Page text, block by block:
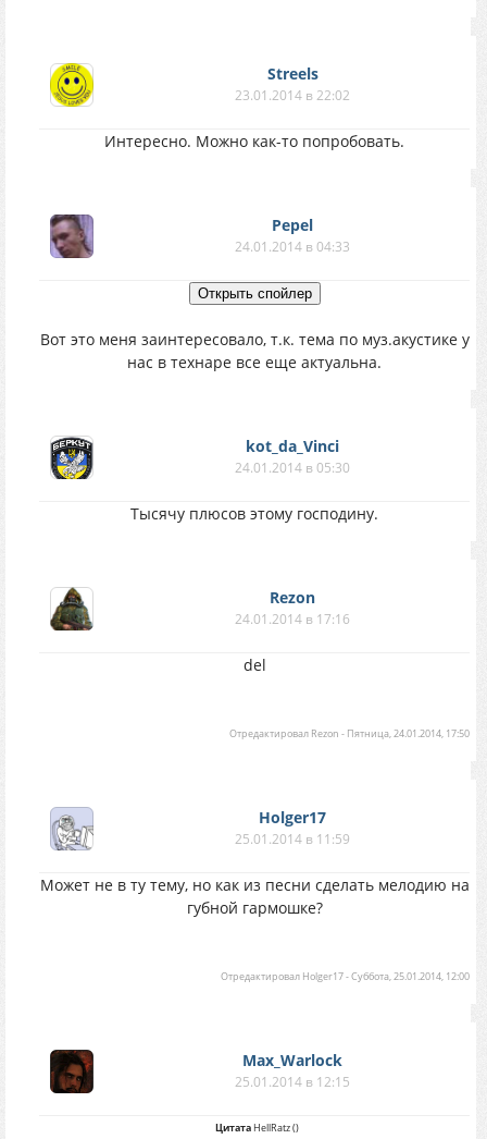
Streels
23.01.2014 в 22:02
Интересно. Можно как-то попробовать.
Pepel
24.01.2014 в 04:33
Вот это меня заинтересовало, т.к. тема по муз.акустике у
нас в технаре все еще актуальна.
kot_da_Vinci
24.01.2014 в 05:30
Тысячу плюсов этому господину.
Rezon
24.01.2014 в 17:16
del
Отредактировал Rezon - Пятница, 24.01.2014, 17:50
Holger17
25.01.2014 в 11:59
Может не в ту тему, но как из песни сделать мелодию на
губной гармошке?
Отредактировал Holger17-Суббота, 25.01.2014, 12:00
Max_Warlock
25.01.2014 в 12:15
ЦитатаHellRatz()